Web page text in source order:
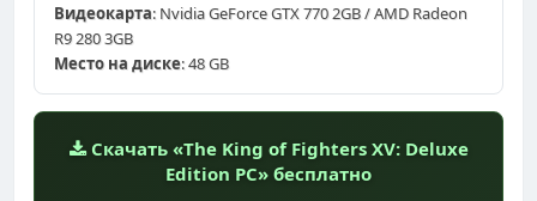
Видеокарта: Nvidia GeForce GTX 770 2GB / AMD Radeon
R9 280 3GB
Место на диске: 48 GB
Скачать «The King of Fighters XV: Deluxe
Edition PC» бесплатно